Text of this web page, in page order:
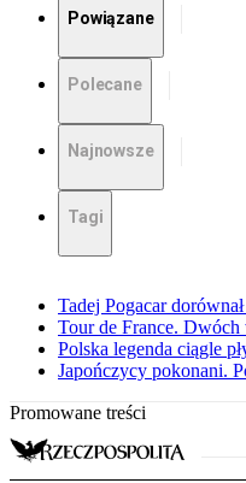
Powiązane
Polecane
Najnowsze
Tagi
Tadej Pogacar
Tour de France.
Polska legenda ciągle
Japończycy pokonani.
Promowane treści